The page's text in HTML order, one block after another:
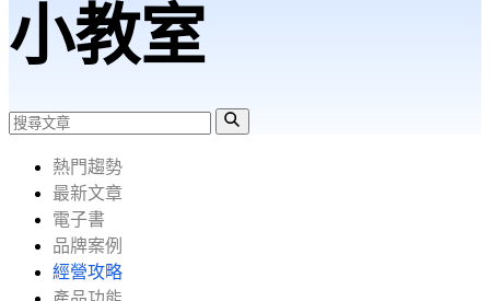
小教室
熱門趨勢
最新文章
電子書
品牌案例
經營攻略